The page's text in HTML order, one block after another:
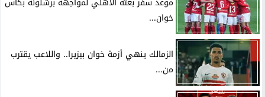
خوان...
الزمالك ينهي أزمة خوان بيزيرا.. واللاعب يقترب
من...